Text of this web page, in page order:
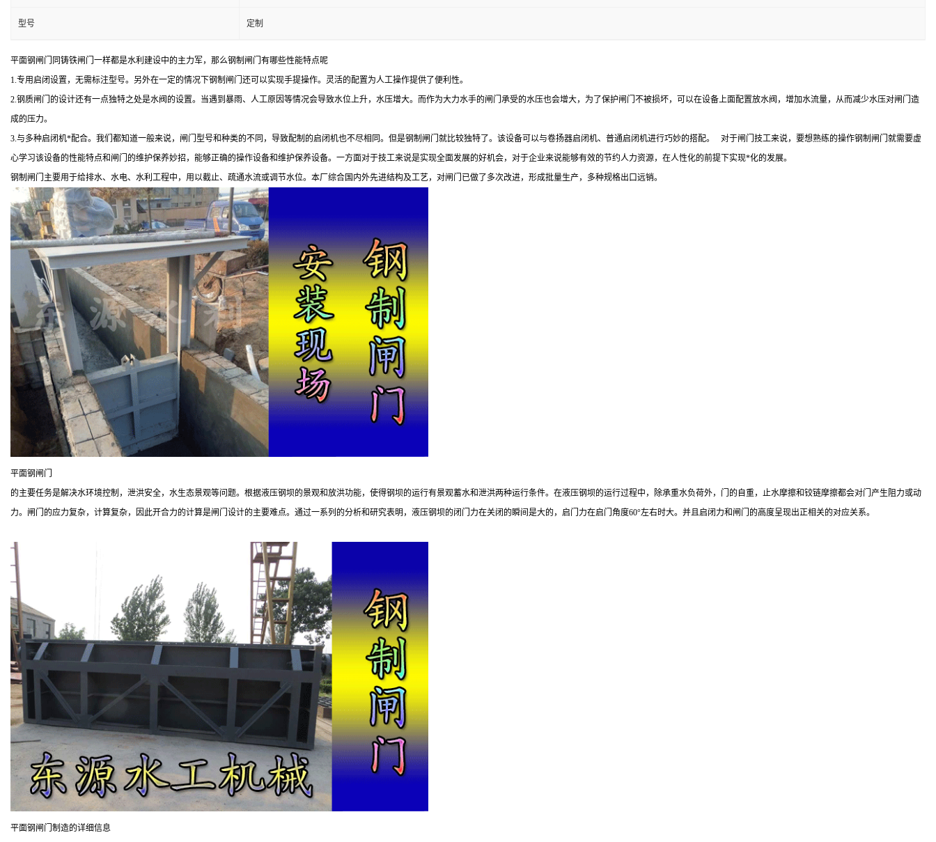
型号 定制
平面钢闸门同铸铁闸门一样都是水利建设中的主力军，那么钢制闸门有哪些性能特点呢
1.专用启闭设置，无需标注型号。另外在一定的情况下钢制闸门还可以实现手提操作。灵活的配置为人工操作提供了便利性。
2.钢质闸门的设计还有一点独特之处是水阀的设置。当遇到暴雨、人工原因等情况会导致水位上升，水压增大。而作为大力水手的闸门承受的水压也会增大，为了保护闸门不被损坏，可以在设备上面配置放水阀，增加水流量，从而减少水压对闸门造
成的压力。
3.与多种启闭机*配合。我们都知道一般来说，闸门型号和种类的不同，导致配制的启闭机也不尽相同。但是钢制闸门就比较独特了。该设备可以与卷扬器启闭机、普通启闭机进行巧妙的搭配。 对于闸门技工来说，要想熟练的操作钢制闸门就需要虚
心学习该设备的性能特点和闸门的维护保养妙招，能够正确的操作设备和维护保养设备。一方面对于技工来说是实现全面发展的好机会，对于企业来说能够有效的节约人力资源，在人性化的前提下实现*化的发展。
钢制闸门主要用于给排水、水电、水利工程中，用以截止、疏通水流或调节水位。本厂综合国内外先进结构及工艺，对闸门已做了多次改进，形成批量生产，多种规格出口远销。
平面钢闸门
的主要任务是解决水环境控制，泄洪安全，水生态景观等问题。根据液压钢坝的景观和放洪功能，使得钢坝的运行有景观蓄水和泄洪两种运行条件。在液压钢坝的运行过程中，除承重水负荷外，门的自重，止水摩擦和铰链摩擦都会对门产生阻力或动
力。闸门的应力复杂，计算复杂，因此开合力的计算是闸门设计的主要难点。通过一系列的分析和研究表明，液压钢坝的闭门力在关闭的瞬间是大的，启门力在启门角度60°左右时大。并且启闭力和闸门的高度呈现出正相关的对应关系。
平面钢闸门制造的详细信息